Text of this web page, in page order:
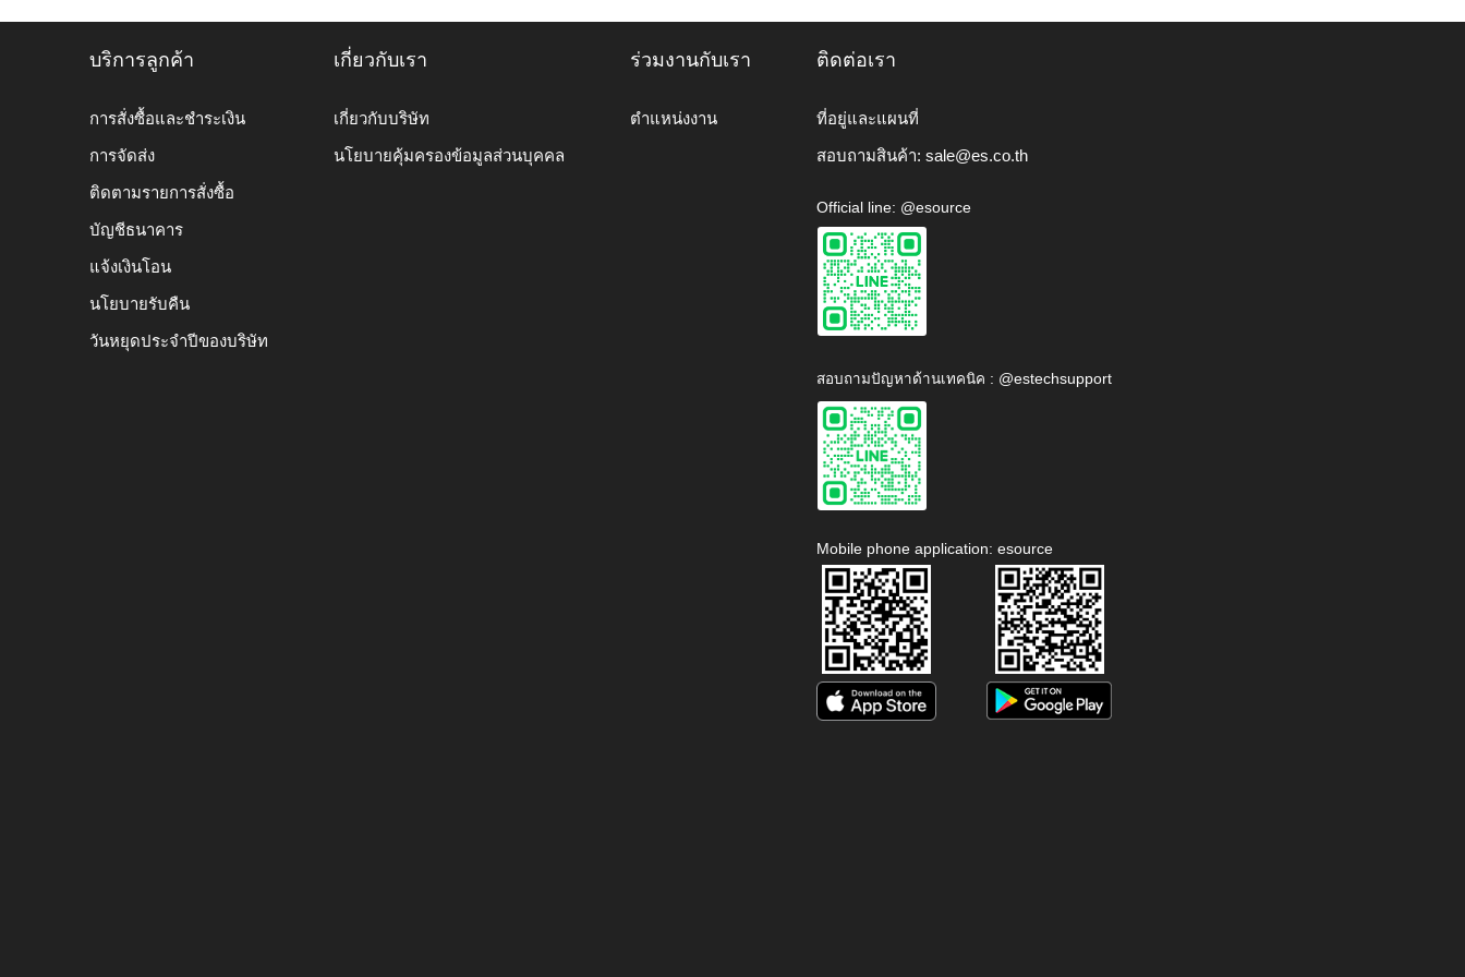
บริการลูกค้า
การสั่งซื้อและชำระเงิน
การจัดส่ง
ติดตามรายการสั่งซื้อ
บัญชีธนาคาร
แจ้งเงินโอน
นโยบายรับคืน
วันหยุดประจำปีของบริษัท
เกี่ยวกับเรา
เกี่ยวกับบริษัท
นโยบายคุ้มครองข้อมูลส่วนบุคคล
ร่วมงานกับเรา
ตำแหน่งงาน
ติดต่อเรา
ที่อยู่และแผนที่
สอบถามสินค้า: sale@es.co.th
Official line: @esource
สอบถามปัญหาด้านเทคนิค : @estechsupport
Mobile phone application: esource